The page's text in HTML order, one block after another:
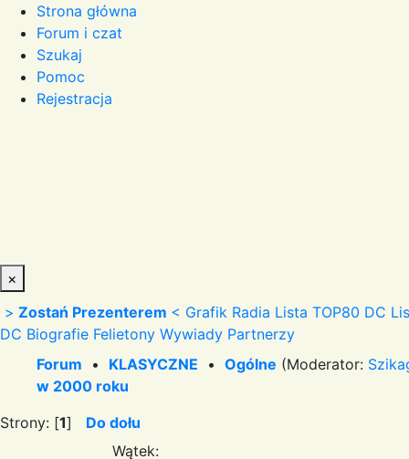
Strona główna
Forum i czat
Szukaj
Pomoc
Rejestracja
×
> Zostań Prezenterem < Grafik Radia Lista TOP80 DC
DC Biografie Felietony Wywiady Partnerzy
Forum • KLASYCZNE • Ogólne (Moderator:
w 2000 roku
Strony: [1] Do dołu
Wątek: